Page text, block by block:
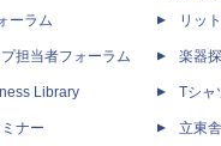
ーラム
担当者フォーラム
Library
ナー
リッ
楽器
Tシ
立東舎